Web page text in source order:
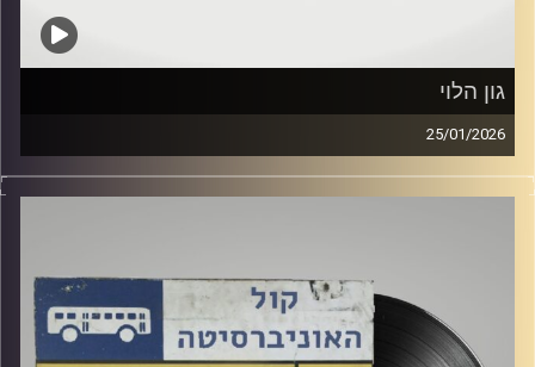
גון הלוי
25/01/2026
איתמר לוי מארח כאן באולפן את גון הלוי!